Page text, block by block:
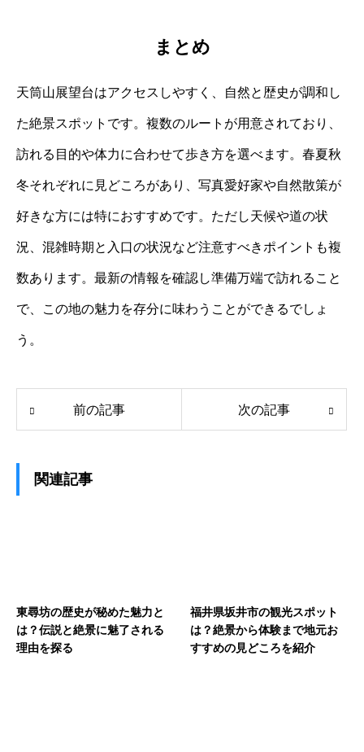
まとめ
天筒山展望台はアクセスしやすく、自然と歴史が調和し
た絶景スポットです。複数のルートが用意されており、
訪れる目的や体力に合わせて歩き方を選べます。春夏秋
冬それぞれに見どころがあり、写真愛好家や自然散策が
好きな方には特におすすめです。ただし天候や道の状
況、混雑時期と入口の状況など注意すべきポイントも複
数あります。最新の情報を確認し準備万端で訪れること
で、この地の魅力を存分に味わうことができるでしょ
う。
前の記事 次の記事
関連記事
東尋坊の歴史が秘めた魅力と
は？伝説と絶景に魅了される
理由を探る
福井県坂井市の観光スポット
は？絶景から体験まで地元お
すすめの見どころを紹介